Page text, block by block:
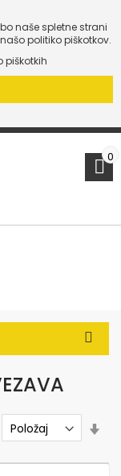
naše spletne strani
politiko piškotkov.
piškotkih
0